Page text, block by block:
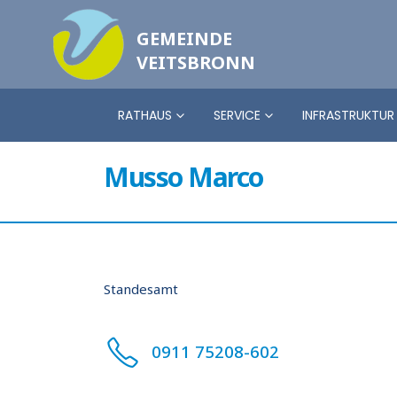
GEMEINDE
VEITSBRONN
RATHAUS SERVICE INFRASTRUKTUR
Musso Marco
Standesamt
0911 75208-602